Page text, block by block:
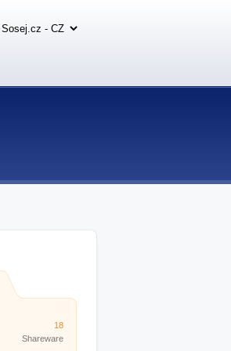
18
Shareware